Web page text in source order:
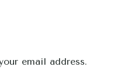
email address.